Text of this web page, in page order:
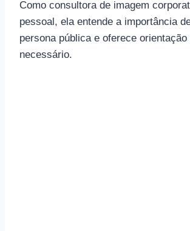
Como consultora de imagem
pessoal, ela entende a importância
persona pública e oferece orientação
necessário.